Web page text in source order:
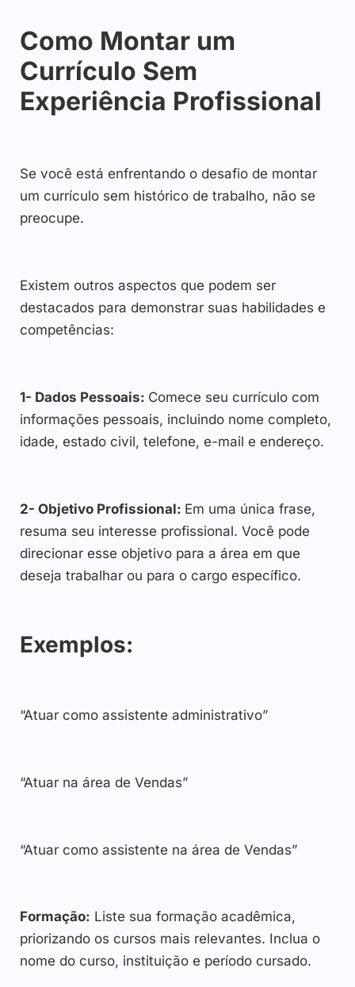
Como Montar um
Currículo Sem
Experiência Profissional
Se você está enfrentando o desafio de montar
um currículo sem histórico de trabalho, não se
preocupe.
Existem outros aspectos que podem ser
destacados para demonstrar suas habilidades e
competências:
1- Dados Pessoais: Comece seu currículo com
informações pessoais, incluindo nome completo,
idade, estado civil, telefone, e-mail e endereço.
2- Objetivo Profissional: Em uma única frase,
resuma seu interesse profissional. Você pode
direcionar esse objetivo para a área em que
deseja trabalhar ou para o cargo específico.
Exemplos:
“Atuar como assistente administrativo”
“Atuar na área de Vendas”
“Atuar como assistente na área de Vendas”
Formação: Liste sua formação acadêmica,
priorizando os cursos mais relevantes. Inclua o
nome do curso, instituição e período cursado.